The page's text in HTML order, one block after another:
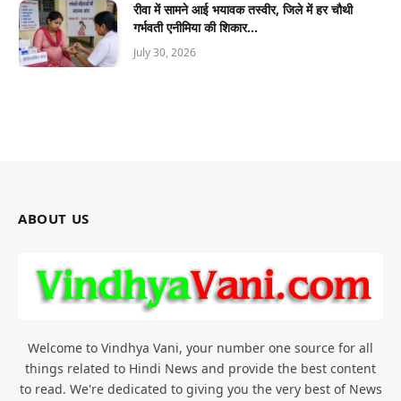
रीवा में सामने आई भयावक तस्वीर, जिले में हर चौथी
गर्भवती एनीमिया की शिकार…
July 30, 2026
ABOUT US
Welcome to Vindhya Vani, your number one source for all
things related to Hindi News and provide the best content
to read. We're dedicated to giving you the very best of News